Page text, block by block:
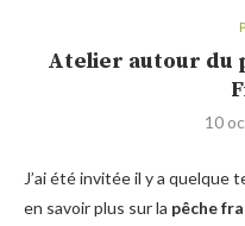
Atelier autour du
10
J’ai été invitée il y a quelque
en savoir plus sur la pêche